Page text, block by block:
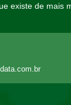
existe de mais